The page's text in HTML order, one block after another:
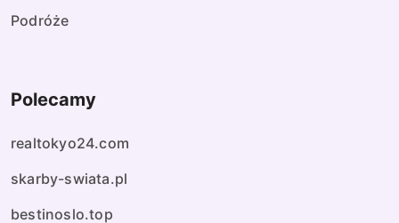
Podróże
Polecamy
realtokyo24.com
skarby-swiata.pl
bestinoslo.top